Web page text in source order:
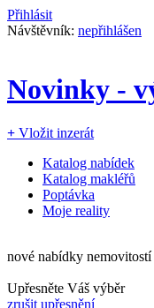
Přihlásit
Návštěvník: nepřihlášen
Novinky -
+ Vložit inzerát
Katalog nabídek
Katalog makléřů
Poptávka
Moje reality
nové nabídky nemovitostí
Upřesněte Váš výběr
zrušit upřesnění